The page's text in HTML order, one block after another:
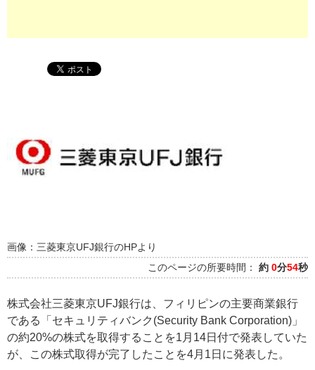
画像：三菱東京UFJ銀行のHPより
このページの所要時間： 約 0分54秒
株式会社三菱東京UFJ銀行は、フィリピンの主要商業銀行
である「セキュリティバンク(Security Bank Corporation)」
の約20%の株式を取得することを1月14日付で発表していた
が、この株式取得が完了したことを4月1日に発表した。